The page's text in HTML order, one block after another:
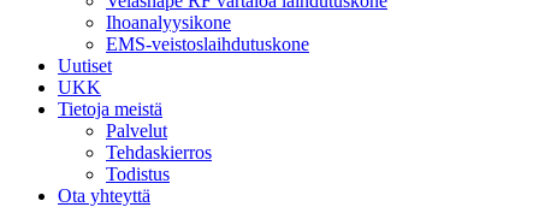
Ihoanalyysikone
EMS-veistoslaihdutuskone
Uutiset
UKK
Tietoja meistä
Palvelut
Tehdaskierros
Todistus
Ota yhteyttä